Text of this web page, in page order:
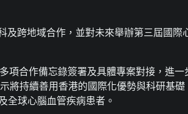
及跨地域合作，並對未來舉辦第三屆國際
項合作備忘錄簽署及具體專案對接，進一
將持續善用香港的國際化優勢與科研基礎
全球心腦血管疾病患者。